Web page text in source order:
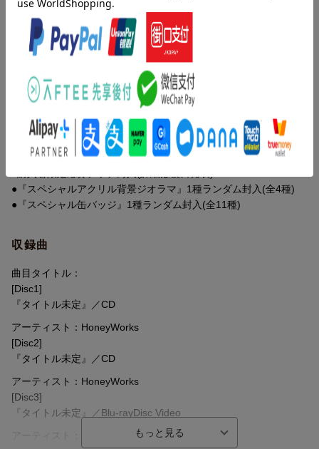
＜予約期間＞
1月22日(日) 20:00 ～ 2月12日(日) 23:59まで
※予約期間終了後にご予約されても、「早期予約特典」はプレゼ
ントされません。ご注意ください。
仕様情報
※予告なく変更になる場合がございます。あらかじめご了承下さい。
●ヤマコ描きおろしジャケット
●夢ノ内描きおろし告白実行委員会キャラクター『スペシャルアク
リルスタンド』1種ランダム封入(全24種)
●『スペシャルアクリル背景ジオラマ』1種ランダム封入(全4種)
●『スペシャル缶バッジ』1種ランダム封入(全11種)
収録曲
曲目タイトル：
[Disc1]
『タイトル未定』／CD
アーティスト：HoneyWorks
[Disc2]
『タイトル未定』／CD
アーティスト：HoneyWorks
[Disc3]
『タイトル未定』／Blu-rayDisc Video
アーティスト：HoneyWorks